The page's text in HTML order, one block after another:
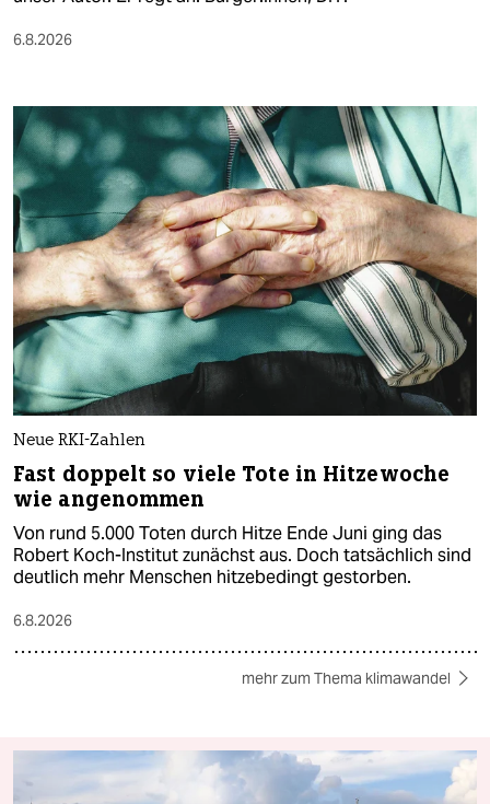
6.8.2026
Neue RKI-Zahlen
Fast doppelt so viele Tote in Hitzewoche
wie angenommen
Von rund 5.000 Toten durch Hitze Ende Juni ging das
Robert Koch-Institut zunächst aus. Doch tatsächlich sind
deutlich mehr Menschen hitzebedingt gestorben.
6.8.2026
mehr zum Thema klimawandel